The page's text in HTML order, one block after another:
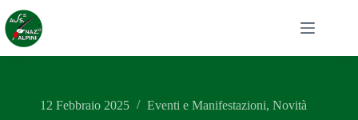
al
contenuto
12 Febbraio 2025 Eventi e Manifestazioni,Novità